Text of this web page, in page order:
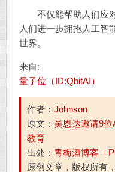
不仅能帮助人们应对
人们进一步拥抱人工智
世界。
来自:
量子位（ID:QbitAI）
作者： Johnson
原文： 吴恩达邀请9
教育
出处： 青梅酒博客 –
原创文章，版权所有